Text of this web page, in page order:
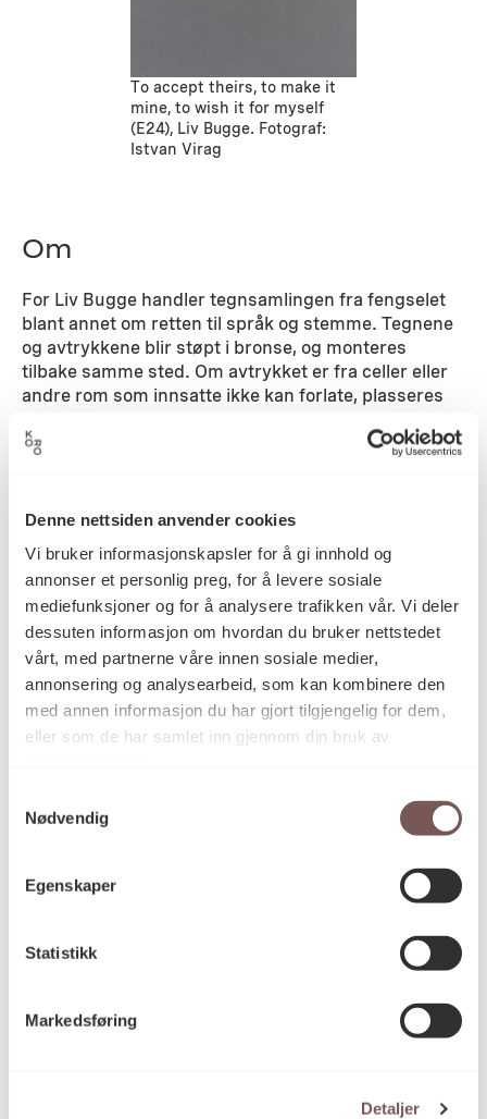
Denne nettsiden anvender cookies
Vi bruker informasjonskapsler for å gi innhold og
annonser et personlig preg, for å levere sosiale
mediefunksjoner og for å analysere trafikken vår. Vi deler
dessuten informasjon om hvordan du bruker nettstedet
vårt, med partnerne våre innen sosiale medier,
annonsering og analysearbeid, som kan kombinere den
med annen informasjon du har gjort tilgjengelig for dem,
eller som de har samlet inn gjennom din bruk av
Nødvendig
Egenskaper
Statistikk
Markedsføring
Detaljer
To accept theirs, to make it
mine, to wish it for myself
(E24), Liv Bugge. Fotograf:
Istvan Virag
Om
For Liv Bugge handler tegnsamlingen fra fengselet
blant annet om retten til språk og stemme. Tegnene
og avtrykkene blir støpt i bronse, og monteres
tilbake samme sted. Om avtrykket er fra celler eller
andre rom som innsatte ikke kan forlate, plasseres
ute i bakken.
de l’amour av Jean Genet.
Detaljer
2018
Kunstner Liv Bugge
Kategori
Mål